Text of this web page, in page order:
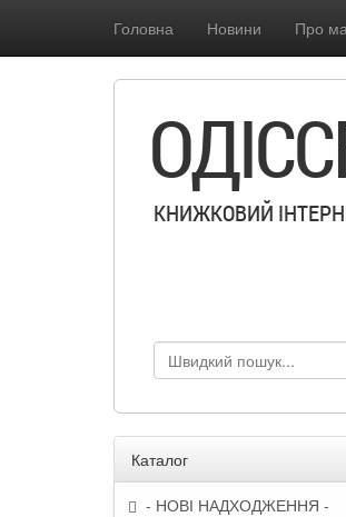
Головна Новини Про
КНИЖКОВИЙ
Каталог
- НОВІ НАДХОДЖЕННЯ -